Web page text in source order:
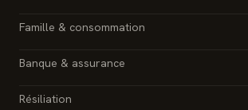
Famille & consommation
Banque & assurance
Résiliation